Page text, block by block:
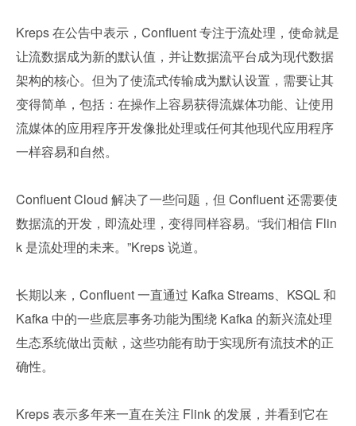
Kreps 在公告中表示，Confluent 专注于流处理，使命就是
让流数据成为新的默认值，并让数据流平台成为现代数据
架构的核心。但为了使流式传输成为默认设置，需要让其
变得简单，包括：在操作上容易获得流媒体功能、让使用
流媒体的应用程序开发像批处理或任何其他现代应用程序
一样容易和自然。
Confluent Cloud 解决了一些问题，但 Confluent 还需要使
数据流的开发，即流处理，变得同样容易。“我们相信 Flin
k 是流处理的未来。”Kreps 说道。
长期以来，Confluent 一直通过 Kafka Streams、KSQL 和
Kafka 中的一些底层事务功能为围绕 Kafka 的新兴流处理
生态系统做出贡献，这些功能有助于实现所有流技术的正
确性。
Kreps 表示多年来一直在关注 Flink 的发展，并看到它在